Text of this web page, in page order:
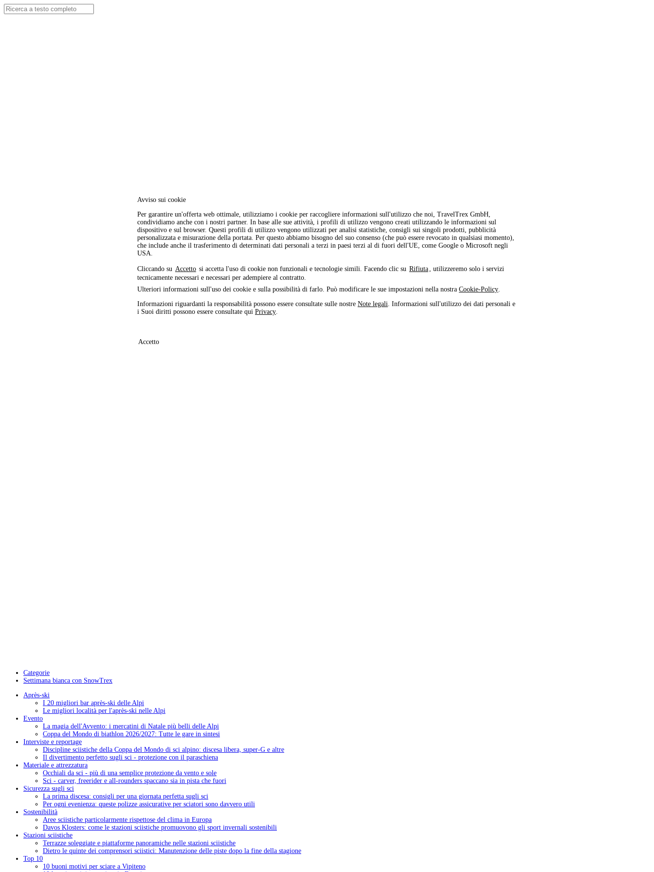
Avviso sui cookie
Per garantire un'offerta web ottimale, utilizziamo i cookie per raccogliere informazioni sull'utilizzo che noi, TravelTrex GmbH,
condividiamo anche con i nostri partner. In base alle sue attività, i profili di utilizzo vengono creati utilizzando le informazioni sul
dispositivo e sul browser. Questi profili di utilizzo vengono utilizzati per analisi statistiche, consigli sui singoli prodotti, pubblicità
personalizzata e misurazione della portata. Per questo abbiamo bisogno del suo consenso (che può essere revocato in qualsiasi momento),
che include anche il trasferimento di determinati dati personali a terzi in paesi terzi al di fuori dell'UE, come Google o Microsoft negli
USA.
Cliccando su Accetto si accetta l'uso di cookie non funzionali e tecnologie simili. Facendo clic su Rifiuta
, utilizzeremo solo i servizi
tecnicamente necessari e necessari per adempiere al contratto.
Ulteriori informazioni sull'uso dei cookie e sulla possibilità di farlo. Può modificare le sue impostazioni nella nostra Cookie-Policy.
Informazioni riguardanti la responsabilità possono essere consultate sulle nostre Note legali. Informazioni sull'utilizzo dei dati personali e
i Suoi diritti possono essere consultate qui Privacy.
Accetto
Categorie
Settimana bianca con SnowTrex
Après-ski
I 20 migliori bar après-ski delle Alpi
Le migliori località per l'après-ski nelle Alpi
Evento
La magia dell'Avvento: i mercatini di Natale più belli delle Alpi
Coppa del Mondo di biathlon 2026/2027: Tutte le gare in sintesi
Interviste e reportage
Discipline sciistiche della Coppa del Mondo di sci alpino: discesa libera, super-G e altre
Il divertimento perfetto sugli sci - protezione con il paraschiena
Materiale e attrezzatura
Occhiali da sci - più di una semplice protezione da vento e sole
Sci - carver, freerider e all-rounders spaccano sia in pista che fuori
Sicurezza sugli sci
La prima discesa: consigli per una giornata perfetta sugli sci
Per ogni evenienza: queste polizze assicurative per sciatori sono davvero utili
Sostenibilità
Aree sciistiche particolarmente rispettose del clima in Europa
Davos Klosters: come le stazioni sciistiche promuovono gli sport invernali sostenibili
Stazioni sciistiche
Terrazze soleggiate e piattaforme panoramiche nelle stazioni sciistiche
Dietro le quinte dei comprensori sciistici: Manutenzione delle piste dopo la fine della stagione
Top 10
10 buoni motivi per sciare a Vipiteno